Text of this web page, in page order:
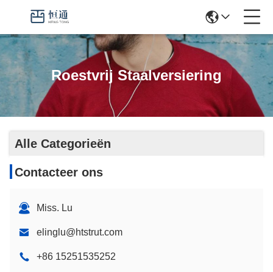
Roestvrij Staalversiering
Alle Categorieën
Contacteer ons
Miss. Lu
elinglu@htstrut.com
+86 15251535252